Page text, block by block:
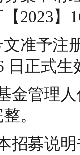
2023】
文准予注
日正式生
。